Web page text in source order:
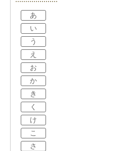
あ
い
う
え
お
か
き
く
け
こ
さ